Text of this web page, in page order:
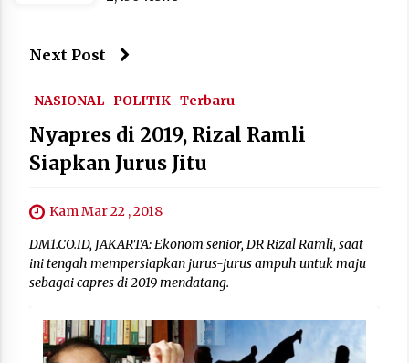
Next Post
NASIONAL POLITIK Terbaru
Nyapres di 2019, Rizal Ramli
Siapkan Jurus Jitu
Kam Mar 22 , 2018
DM1.CO.ID, JAKARTA: Ekonom senior, DR Rizal Ramli, saat
ini tengah mempersiapkan jurus-jurus ampuh untuk maju
sebagai capres di 2019 mendatang.